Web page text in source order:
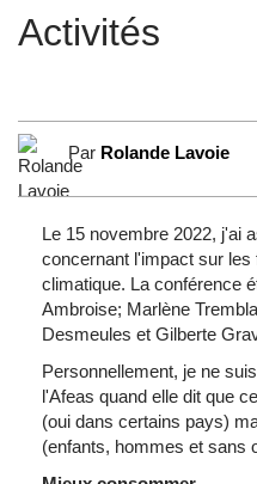
Activités
Par Rolande Lavoie
Le 15 novembre 2022, j'ai
concernant l'impact sur
climatique. La conférence
Ambroise; Marlène
Desmeules et Gilberte
Personnellement, je ne
l'Afeas quand elle dit que
(oui dans certains pays)
(enfants, hommes et sans